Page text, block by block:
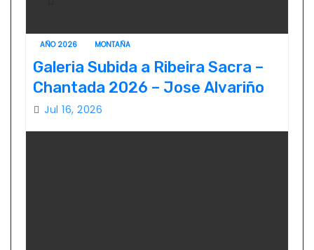
AÑO 2026 MONTAÑA
Galeria Subida a Ribeira Sacra –
Chantada 2026 – Jose Alvariño
Jul 16, 2026